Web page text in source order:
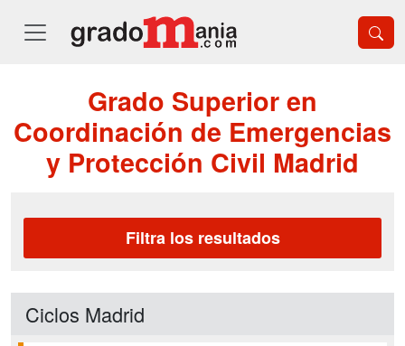
Grado Superior en
Coordinación de Emergencias
y Protección Civil Madrid
Filtra los resultados
Ciclos Madrid